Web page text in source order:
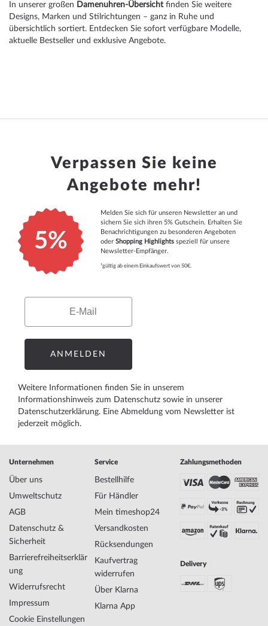
In unserer großen Damenuhren-Übersichtfinden Sie weitere
Designs, Marken und Stilrichtungen – ganz in Ruhe und
übersichtlich sortiert. Entdecken Sie sofort verfügbare Modelle,
aktuelle Bestseller und exklusive Angebote.
Verpassen Sie keine
Angebote mehr!
5%
Melden Sie sich für unseren Newsletter an und
sichern Sie sich ihren 5% Gutschein. Erhalten Sie
Benachrichtigungen zu besonderen Angeboten
oder Shopping Highlights speziell für unsere
Newsletter-Empfänger.
¹gültig ab einem Einkaufswert von 50€.
Email
ANMELDEN
Weitere Informationen finden Sie in unserem
Informationshinweis zum Datenschutz sowie in unserer
Datenschutzerklärung. Eine Abmeldung vom Newsletter ist
jederzeit möglich.
Unternehmen
Über uns
Umweltschutz
AGB
Datenschutz &
Sicherheit
Barrierefreiheitserklär
ung
Widerrufsrecht
Impressum
Cookie Einstellungen
Service
Bestellhilfe
Für Händler
Mein timeshop24
Versandkosten
Rücksendungen
Kaufvertrag
widerrufen
Über Klarna
Klarna App
Zahlungsmethoden
Delivery